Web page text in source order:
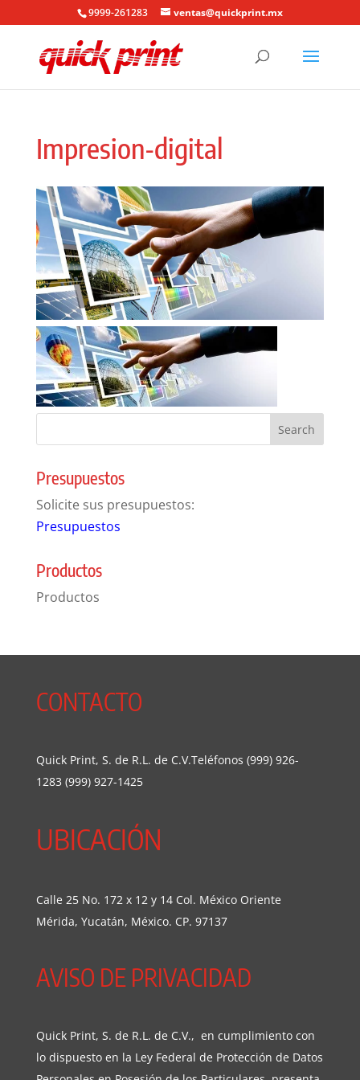
9999-261283 ventas@quickprint.mx
Impresion-digital
Presupuestos
Solicite sus presupuestos:
Presupuestos
Productos
Productos
CONTACTO
Quick Print, S. de R.L. de C.V.Teléfonos (999) 926-
1283 (999) 927-1425
UBICACIÓN
Calle 25 No. 172 x 12 y 14 Col. México Oriente
Mérida, Yucatán, México. CP. 97137
AVISO DE PRIVACIDAD
Quick Print, S. de R.L. de C.V., en cumplimiento con
lo dispuesto en la Ley Federal de Protección de Datos